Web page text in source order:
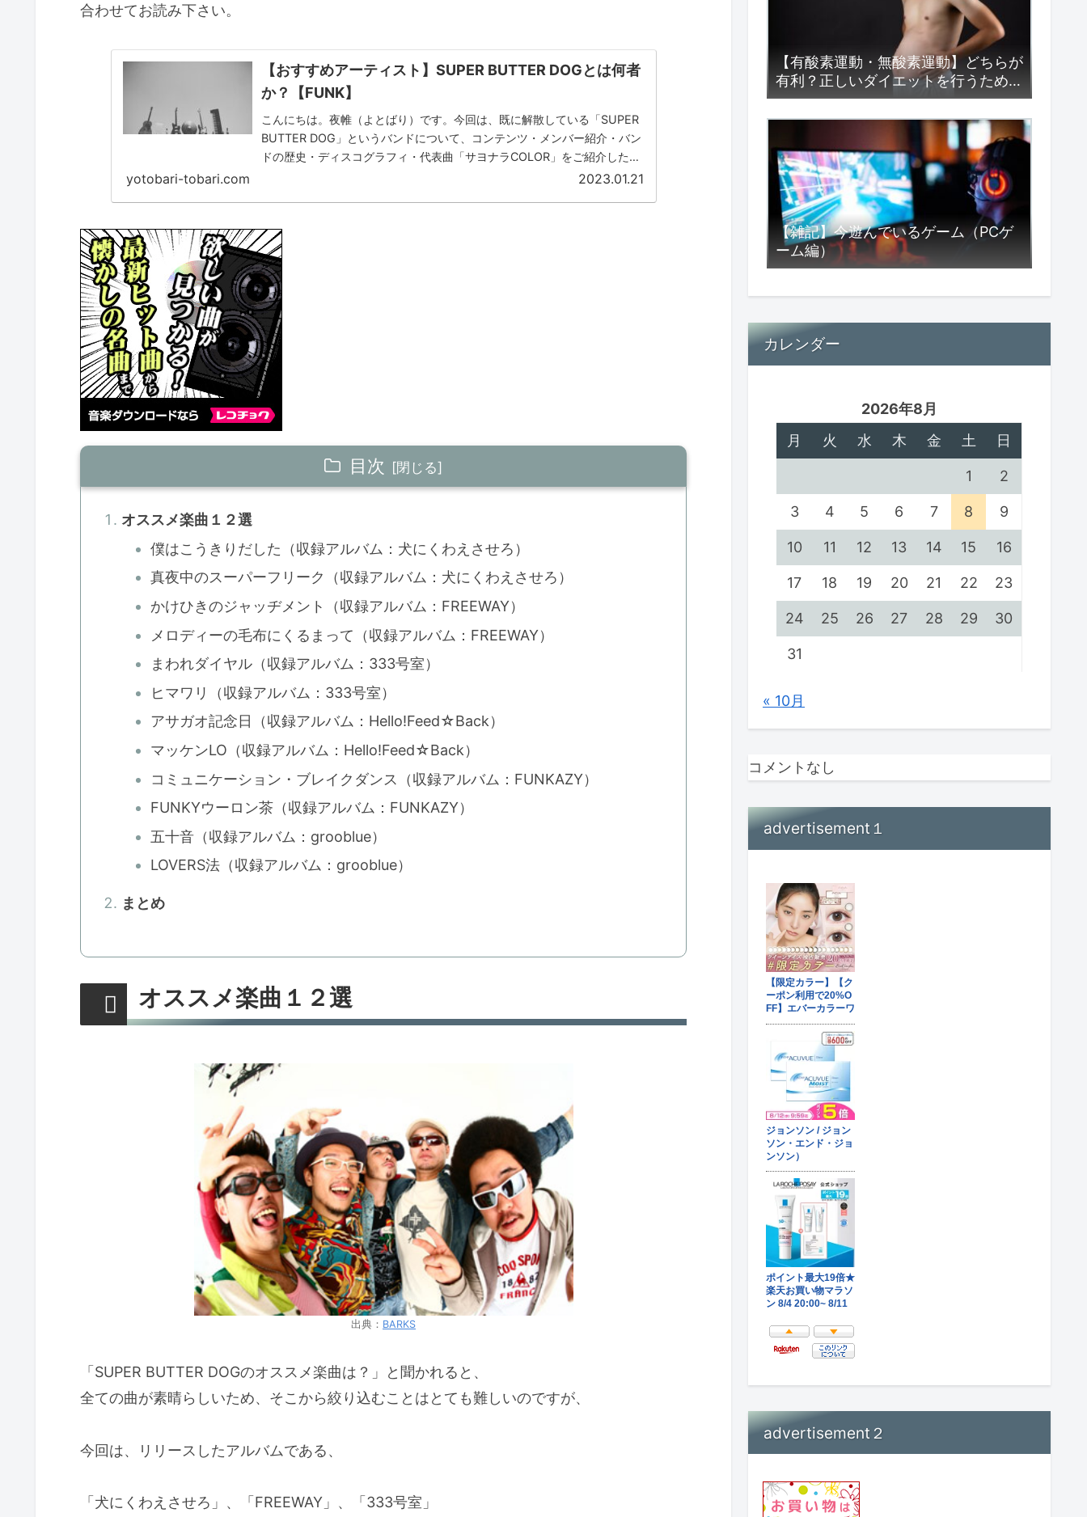
合わせてお読み下さい。
【おすすめアーティスト】SUPER BUTTER DOGとは何者
か？【FUNK】
こんにちは。夜帷（よとばり）です。今回は、既に解散している「SUPER
BUTTER DOG」というバンドについて、コンテンツ・メンバー紹介・バン
ドの歴史・ディスコグラフィ・代表曲「サヨナラCOLOR」をご紹介したい
yotobari-tobari.com 2023.01.21
目次
オススメ楽曲１２選
僕はこうきりだした（収録アルバム：犬にくわえさせろ）
真夜中のスーパーフリーク（収録アルバム：犬にくわえさせろ）
かけひきのジャッヂメント（収録アルバム：FREEWAY）
メロディーの毛布にくるまって（収録アルバム：FREEWAY）
まわれダイヤル（収録アルバム：333号室）
ヒマワリ（収録アルバム：333号室）
アサガオ記念日（収録アルバム：Hello!Feed☆Back）
マッケンLO（収録アルバム：Hello!Feed☆Back）
コミュニケーション・ブレイクダンス（収録アルバム：FUNKAZY）
FUNKYウーロン茶（収録アルバム：FUNKAZY）
五十音（収録アルバム：grooblue）
LOVERS法（収録アルバム：grooblue）
まとめ
オススメ楽曲１２選
出典： BARKS
「SUPER BUTTER DOGのオススメ楽曲は？」と聞かれると、
全ての曲が素晴らしいため、そこから絞り込むことはとても難しいのですが、
今回は、リリースしたアルバムである、
「犬にくわえさせろ」、「FREEWAY」、「333号室」
【有酸素運動・無酸素運動】どちらが
有利？正しいダイエットを行うための
究極の方法はコレだ！
【雑記】今遊んでいるゲーム（PCゲ
ーム編）
カレンダー
2026年8月
月
火 水 木 金 土 日
1 2
3 4 5 6 7 8 9
10 11 12 13 14 15 16
17 18 19 20 21 22 23
24 25 26 27 28 29 30
31
« 10月
コメントなし
advertisement１
advertisement２